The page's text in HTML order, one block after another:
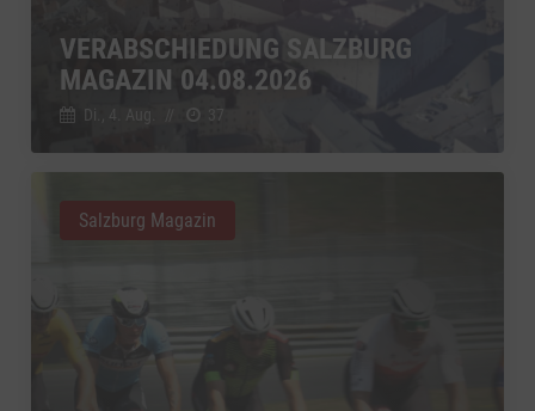
VERABSCHIEDUNG SALZBURG
MAGAZIN 04.08.2026
Di., 4. Aug. 37
Salzburg Magazin